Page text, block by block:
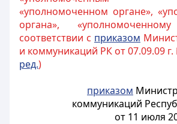
«уполномоченном органе»,
органа»,
соответствии с приказом
и коммуникаций РК от 07.09.09
ред.)
приказом
коммуникаций
от 11 июля